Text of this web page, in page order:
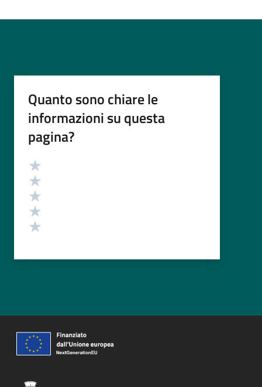
Quanto sono chiare le
informazioni su questa
pagina?
Valutazione